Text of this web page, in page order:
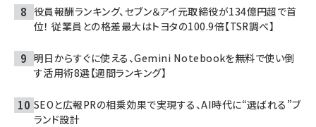
役員報酬ランキング、セブン＆アイ元取締役が134億円超で首
位！ 従業員との格差最大はトヨタの100.9倍【TSR調べ】
明日からすぐに使える、Gemini Notebookを無料で使い倒
す活用術8選【週間ランキング】
SEOと広報PRの相乗効果で実現する、AI時代に“選ばれる”ブ
ランド設計